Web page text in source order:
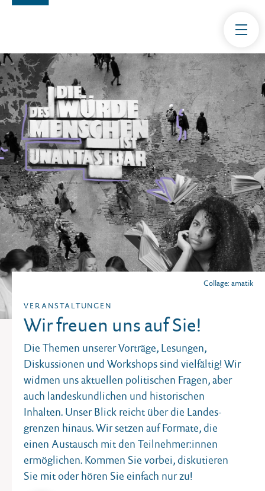
Collage: amatik
VERANSTALTUNGEN
Wir freuen uns auf Sie!
Die Themen unserer Vorträge, Lesungen,
Diskussionen und Workshops sind vielfältig! Wir
widmen uns aktuellen politischen Fragen, aber
auch landeskundlichen und historischen
Inhalten. Unser Blick reicht über die Landes­
grenzen hinaus. Wir setzen auf Formate, die
einen Austausch mit den Teilnehmer:innen
ermöglichen. Kommen Sie vorbei, diskutieren
Sie mit oder hören Sie einfach nur zu!